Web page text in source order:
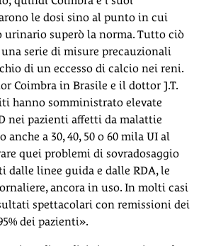
le dosi sino al punto in cui
urinario superò la norma. Tutto ciò
serie di misure precauzionali
di un eccesso di calcio nei reni.
Coimbra in Brasile e il dottor J.T.
hanno somministrato elevate
nei pazienti affetti da malattie
a 30, 40, 50 o 60 mila UI al
quei problemi di sovradosaggio
dalle linee guida e dalle RDA, le
ancora in uso. In molti casi
spettacolari con remissioni dei
dei pazienti».